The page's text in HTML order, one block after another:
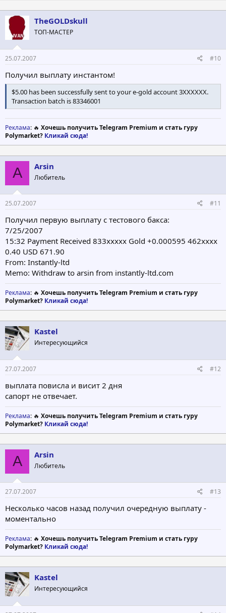
TheGOLDskull
ТОП-МАСТЕР
25.07.2007 #10
Получил выплату инстантом!
$5.00 has been successfully sent to your e-gold account 3XXXXXX.
Transaction batch is 83346001
Реклама: 🔥 Хочешь получить Telegram Premium и стать гуру
Polymarket? Кликай сюда!
A Arsin
Любитель
25.07.2007 #11
Получил первую выплату с тестового бакса:
7/25/2007
15:32 Payment Received 833ххххх Gold +0.000595 462хххх
0.40 USD 671.90
From: Instantly-ltd
Memo: Withdraw to arsin from instantly-ltd.com
Реклама: 🔥 Хочешь получить Telegram Premium и стать гуру
Polymarket? Кликай сюда!
Kastel
Интересующийся
27.07.2007 #12
выплата повисла и висит 2 дня
сапорт не отвечает.
Реклама: 🔥 Хочешь получить Telegram Premium и стать гуру
Polymarket? Кликай сюда!
A Arsin
Любитель
27.07.2007 #13
Несколько часов назад получил очередную выплату -
моментально
Реклама: 🔥 Хочешь получить Telegram Premium и стать гуру
Polymarket? Кликай сюда!
Kastel
Интересующийся